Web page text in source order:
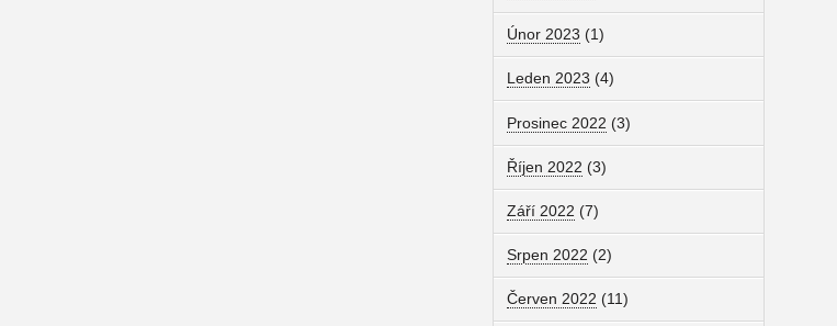
Únor 2023 (1)
Leden 2023 (4)
Prosinec 2022 (3)
Říjen 2022 (3)
Září 2022 (7)
Srpen 2022 (2)
Červen 2022 (11)